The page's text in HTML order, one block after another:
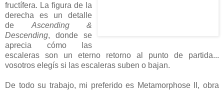
fructífera. La figura de la
derecha es un detalle
de Ascending &
Descending, donde se
aprecia cómo las
escaleras son un eterno retorno al punto de partida...
vosotros elegís si las escaleras suben o bajan.
De todo su trabajo, mi preferido es Metamorphose II, obra